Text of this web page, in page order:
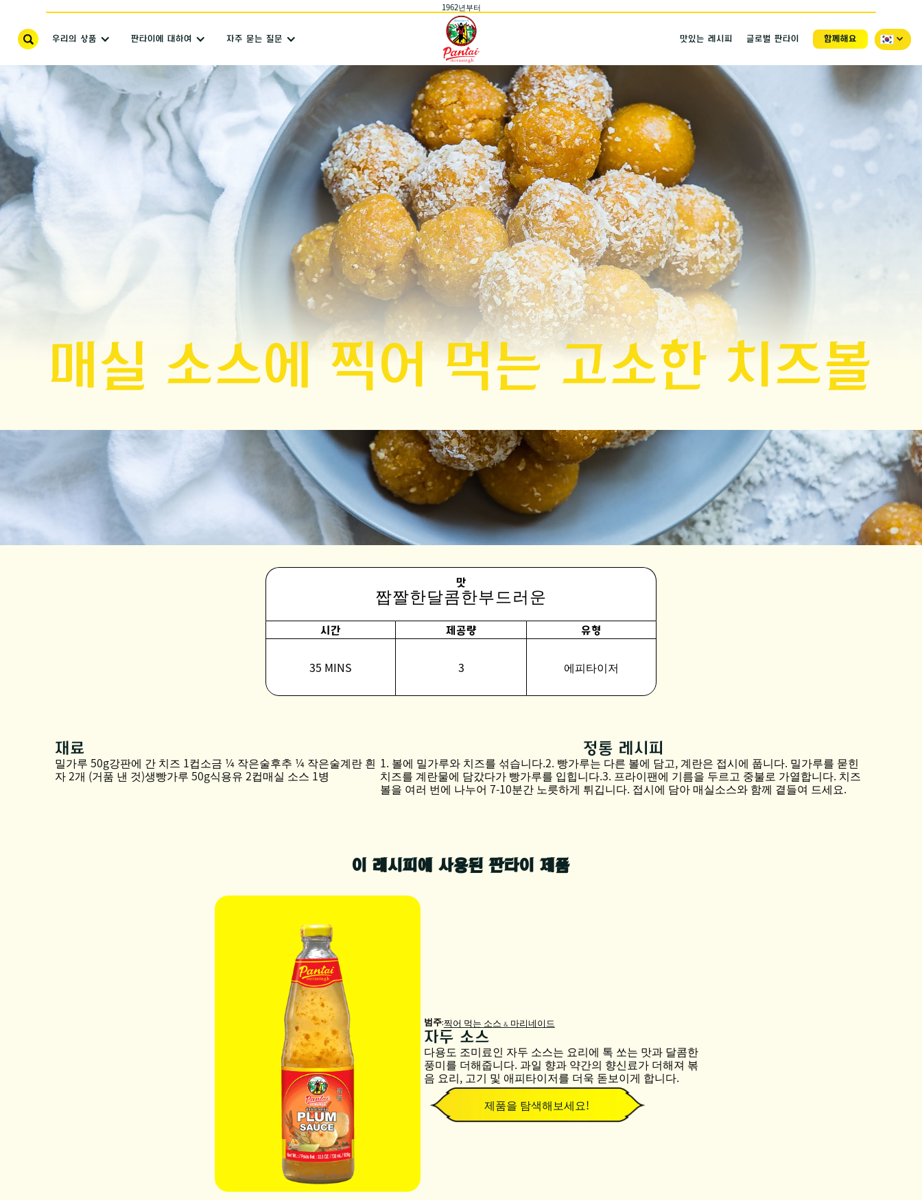
1962년부터
우리의 상품 판타이에 대하여 자주 묻는 질문 맛있는 레시피 글로벌 판타이 함께해요
매실 소스에 찍어 먹는 고소한 치즈볼
맛
짭짤한달콤한부드러운
시간
35 MINS
제공량
3
유형
에피타이저
재료
밀가루 50g강판에 간 치즈 1컵소금 ¼ 작은술후추 ¼ 작은술계란 흰
자 2개 (거품 낸 것)생빵가루 50g식용유 2컵매실 소스 1병
정통 레시피
1. 볼에 밀가루와 치즈를 섞습니다.2. 빵가루는 다른 볼에 담고, 계란은 접시에 풉니다. 밀가루를 묻힌
치즈를 계란물에 담갔다가 빵가루를 입힙니다.3. 프라이팬에 기름을 두르고 중불로 가열합니다. 치즈
볼을 여러 번에 나누어 7-10분간 노릇하게 튀깁니다. 접시에 담아 매실소스와 함께 곁들여 드세요.
이 레시피에 사용된 판타이 제품
범주:찍어 먹는 소스 & 마리네이드
자두 소스
다용도 조미료인 자두 소스는 요리에 톡 쏘는 맛과 달콤한
풍미를 더해줍니다. 과일 향과 약간의 향신료가 더해져 볶
음 요리, 고기 및 애피타이저를 ​​더욱 돋보이게 합니다.
제품을 탐색해보세요!